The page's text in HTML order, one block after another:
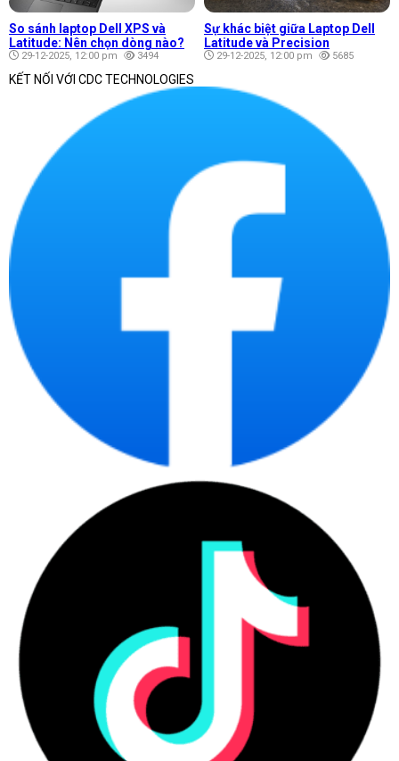
So sánh laptop Dell XPS và
Latitude: Nên chọn dòng nào?
29-12-2025, 12:00 pm 3494
Sự khác biệt giữa Laptop Dell
Latitude và Precision
29-12-2025, 12:00 pm 5685
KẾT NỐI VỚI CDC TECHNOLOGIES